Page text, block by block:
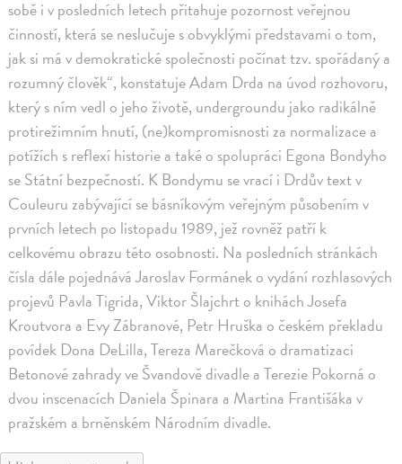
sobě i v posledních letech přitahuje pozornost veřejnou
činností, která se neslučuje s obvyklými představami o tom,
jak si má v demokratické společnosti počínat tzv. spořádaný a
rozumný člověk“, konstatuje Adam Drda na úvod rozhovoru,
který s ním vedl o jeho životě, undergroundu jako radikálně
protirežimním hnutí, (ne)kompromisnosti za normalizace a
potížích s reflexí historie a také o spolupráci Egona Bondyho
se Státní bezpečností. K Bondymu se vrací i Drdův text v
Couleuru zabývající se básníkovým veřejným působením v
prvních letech po listopadu 1989, jež rovněž patří k
celkovému obrazu této osobnosti. Na posledních stránkách
čísla dále pojednává Jaroslav Formánek o vydání rozhlasových
projevů Pavla Tigrida, Viktor Šlajchrt o knihách Josefa
Kroutvora a Evy Zábranové, Petr Hruška o českém překladu
povídek Dona DeLilla, Tereza Marečková o dramatizaci
Betonové zahrady ve Švandově divadle a Terezie Pokorná o
dvou inscenacích Daniela Špinara a Martina Františáka v
pražském a brněnském Národním divadle.